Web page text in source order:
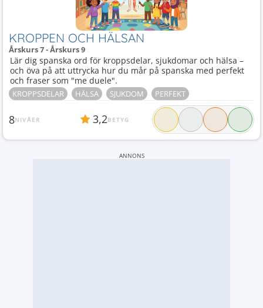
KROPPEN OCH HÄLSAN
Årskurs 7 - Årskurs 9
Lär dig spanska ord för kroppsdelar, sjukdomar och hälsa –
och öva på att uttrycka hur du mår på spanska med perfekt
och fraser som "me duele".
KROPPSDELAR HÄLSA SJUKDOM PERFEKT
8NIVÅER 3,2BETYG
ANNONS